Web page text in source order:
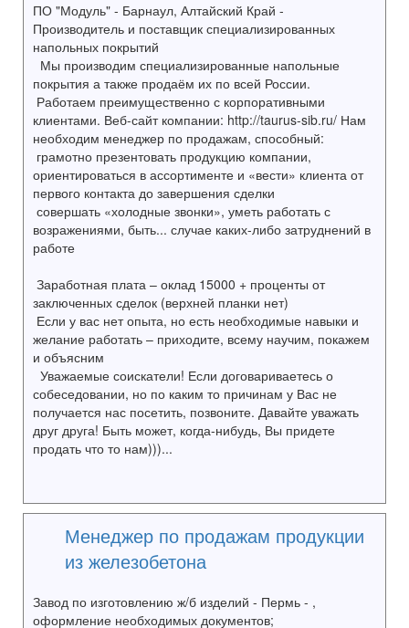
ПО "Модуль" - Барнаул, Алтайский Край -
Производитель и поставщик специализированных
напольных покрытий
Мы производим специализированные напольные
покрытия а также продаём их по всей России.
Работаем преимущественно с корпоративными
клиентами. Веб-сайт компании: http://taurus-sib.ru/ Нам
необходим менеджер по продажам, способный:
грамотно презентовать продукцию компании,
ориентироваться в ассортименте и «вести» клиента от
первого контакта до завершения сделки
совершать «холодные звонки», уметь работать с
возражениями, быть... случае каких-либо затруднений в
работе
Заработная плата – оклад 15000 + проценты от
заключенных сделок (верхней планки нет)
Если у вас нет опыта, но есть необходимые навыки и
желание работать – приходите, всему научим, покажем
и объясним
Уважаемые соискатели! Если договариваетесь о
собеседовании, но по каким то причинам у Вас не
получается нас посетить, позвоните. Давайте уважать
друг друга! Быть может, когда-нибудь, Вы придете
продать что то нам)))...
Менеджер по продажам продукции
из железобетона
Завод по изготовлению ж/б изделий - Пермь - ,
оформление необходимых документов;